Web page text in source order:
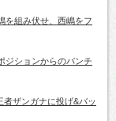
を組み伏せ、西嶋をフ
ジションからのパンチ
者ザンガナに投げ&バッ